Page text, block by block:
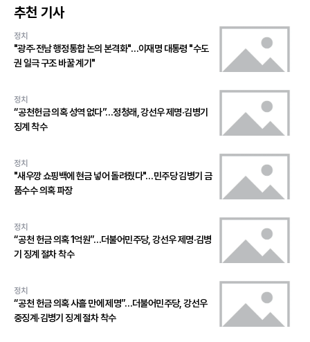
추천 기사
정치
"광주·전남 행정통합 논의 본격화"…이재명 대통령 "수도
권 일극 구조 바꿀 계기"
정치
“공천헌금 의혹 성역 없다”…정청래, 강선우 제명·김병기
징계 착수
정치
"새우깡 쇼핑백에 현금 넣어 돌려줬다"…민주당 김병기 금
품수수 의혹 파장
정치
“공천 헌금 의혹 1억원”…더불어민주당, 강선우 제명·김병
기 징계 절차 착수
정치
“공천 헌금 의혹 사흘 만에 제명”…더불어민주당, 강선우
중징계·김병기 징계 절차 착수